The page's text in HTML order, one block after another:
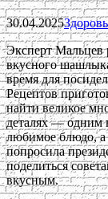
30.04.2025
Эксперт Мальцев
вкусного
время для
Рецептов
найти великое
деталях — одним
любимое блюдо, а
попросила
поделиться
вкусным.